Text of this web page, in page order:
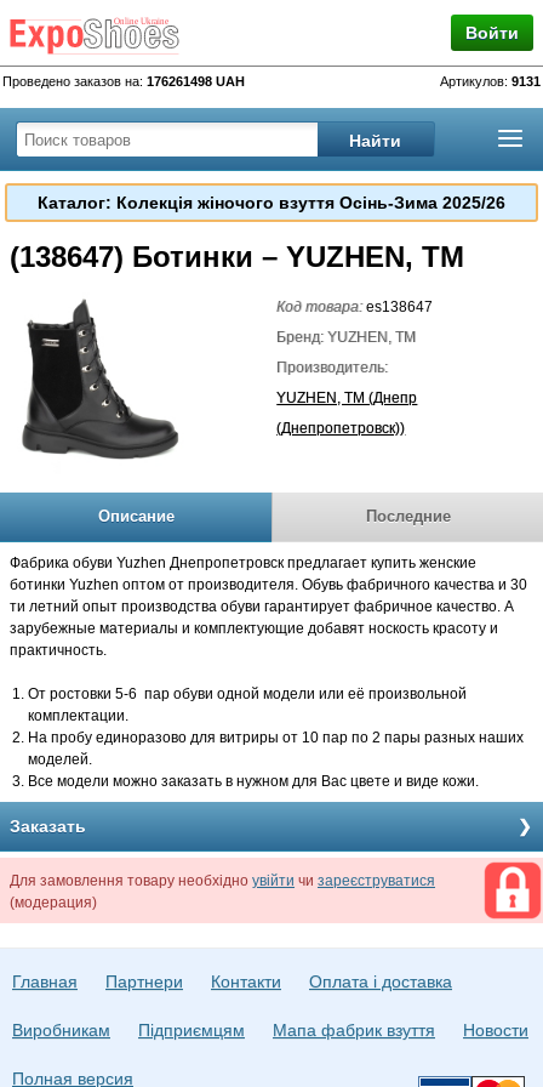
Войти
Проведено заказов на: 176261498 UAH Артикулов: 9131
Каталог: Колекція жіночого взуття Осінь-Зима 2025/26
(138647) Ботинки – YUZHEN, TM
Код товара:es138647
Бренд: YUZHEN, TM
Производитель:
YUZHEN, TM (Днепр
(Днепропетровск))
Описание Последние
Фабрика обуви Yuzhen Днепропетровск предлагает купить женские
ботинки Yuzhen оптом от производителя. Обувь фабричного качества и 30
ти летний опыт производства обуви гарантирует фабричное качество. А
зарубежные материалы и комплектующие добавят носкость красоту и
практичность.
От ростовки 5-6 пар обуви одной модели или её произвольной
комплектации.
На пробу единоразово для витриры от 10 пар по 2 пары разных наших
моделей.
Все модели можно заказать в нужном для Вас цвете и виде кожи.
Заказать
Для замовлення товару необхідно увійти чи зареєструватися
(модерация)
Главная Партнери Контакти Оплата і доставка
Виробникам Підприємцям Мапа фабрик взуття Новости
Полная версия